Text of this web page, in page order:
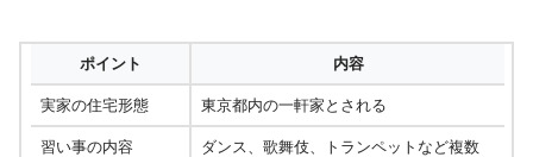
ポイント 内容
実家の住宅形態 東京都内の一軒家とされる
習い事の内容 ダンス、歌舞伎、トランペットなど複数